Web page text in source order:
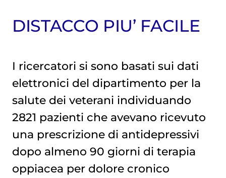
DISTACCO PIU’ FACILE
I ricercatori si sono basati sui dati
elettronici del dipartimento per la
salute dei veterani individuando
2821 pazienti che avevano ricevuto
una prescrizione di antidepressivi
dopo almeno 90 giorni di terapia
oppiacea per dolore cronico